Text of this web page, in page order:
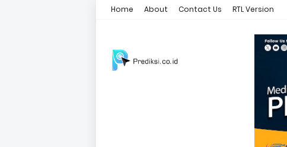
Home About Contact Us RTL Version